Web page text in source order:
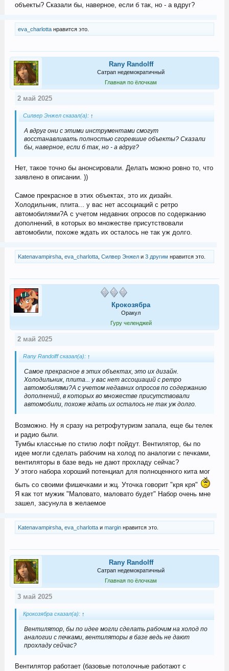
объекты? Сказали бы, наверное, если б так, но - а вдруг?
eva_charlottaнравится это.
Rany Randolff
Сатрап недемократичный
Главная по ёлочкам
2 май 2025
Силвер Энжел сказал(а): ↑
А вдруг они с этими инструментами смогут
восстанавливать полностью сгоревшие объекты? Сказали
бы, наверное, если б так, но - а вдруг?
Нет, такое точно бы анонсировали. Делать можно ровно то, что
заявлено в описании. ))
Самое прекрасное в этих объектах, это их дизайн.
Холодильник, плита... у вас нет ассоциаций с ретро
автомобилями?А с учетом недавних опросов по содержанию
дополнений, в которых во множестве присутствовали
автомобили, похоже ждать их осталось не так уж долго.
Katenavampirsha, eva_charlotta, Силвер Энжели 3 другим нравится это.
Крокозябра
Оракул
Гуру челенджей
2 май 2025
Rany Randolff сказал(а): ↑
Самое прекрасное в этих объектах, это их дизайн.
Холодильник, плита... у вас нет ассоциаций с ретро
автомобилями?А с учетом недавних опросов по содержанию
дополнений, в которых во множестве присутствовали
автомобили, похоже ждать их осталось не так уж долго.
Возможно. Ну я сразу на ретрофутуризм запала, еще бы телек
и радио были.
Тумбы классные по стилю лофт пойдут. Вентилятор, бы по
идее могли сделать рабочим на холод по аналогии с печками,
вентиляторы в базе ведь не дают прохладу сейчас?
У этого набора хороший потенциал для полноценного кита мог
быть со своими фишечками и жц. Уточка говорит "кря кря"
Я как тот мужик "Маловато, маловато будет" Набор очень мне
зашел, засунула в желаемое
Katenavampirsha, eva_charlottaи marginнравится это.
Rany Randolff
Сатрап недемократичный
Главная по ёлочкам
3 май 2025
Крокозябра сказал(а): ↑
Вентилятор, бы по идее могли сделать рабочим на холод по
аналогии с печками, вентиляторы в базе ведь не дают
прохладу сейчас?
Вентилятор работает (базовые потолочные работают с